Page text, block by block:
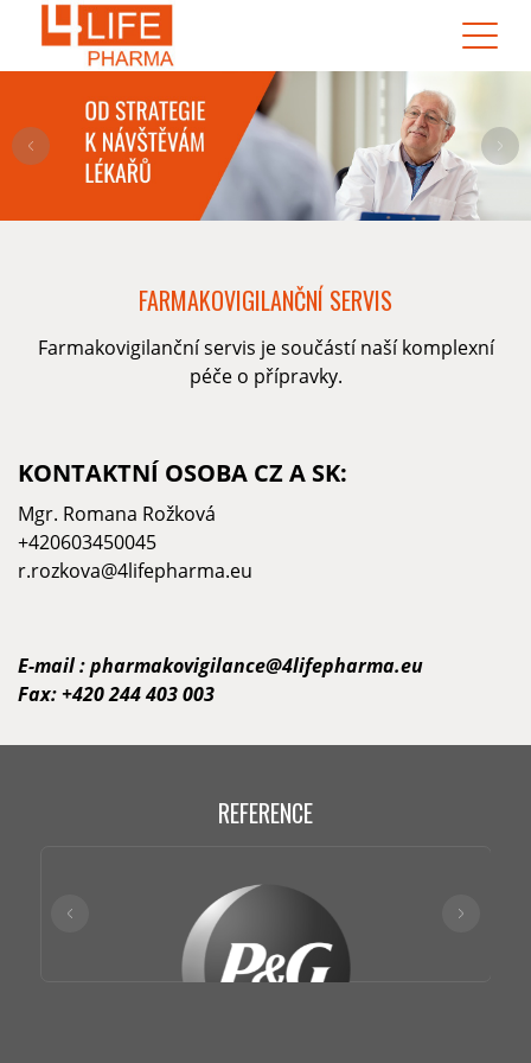
FARMAKOVIGILANČNÍ SERVIS
Farmakovigilanční servis je součástí naší komplexní
péče o přípravky.
KONTAKTNÍ OSOBA CZ A SK:
Mgr. Romana Rožková
+420603450045
r.rozkova@4lifepharma.eu
E-mail :pharmakovigilance@4lifepharma.eu
Fax: +420 244 403 003
REFERENCE